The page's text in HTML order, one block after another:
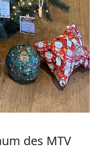
des MTV